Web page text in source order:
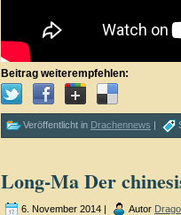
Beitrag weiterempfehlen:
Veröffentlicht in Drachennews
Long-Ma Der
6. November 2014 | Autor